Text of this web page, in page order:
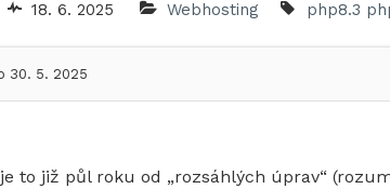
18. 6. 2025 Webhosting php8.3
30. 5. 2025
to již půl roku od „rozsáhlých úprav“